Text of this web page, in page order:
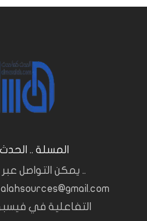
المسلة ..
.. يمكن التواصل عبر
التفاعلية في